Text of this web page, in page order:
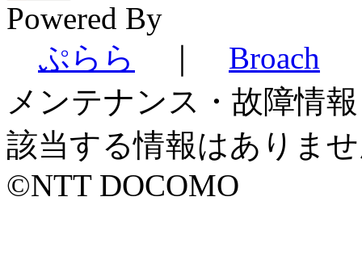
Powered By
ぷらら
Broach
メンテナンス・故障情報
該当する情報はありま
©NTT DOCOMO